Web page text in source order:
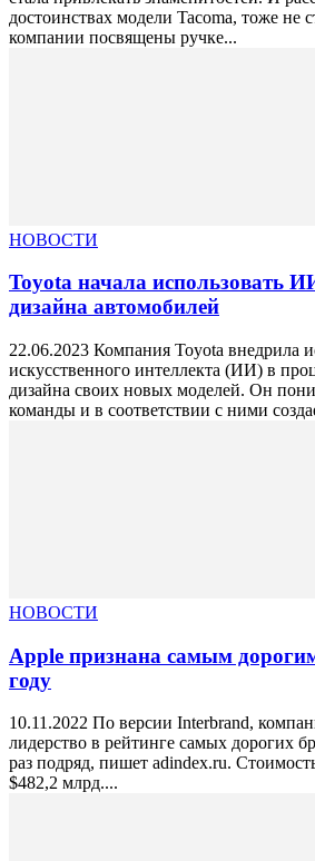
достоинствах модели Tacoma, тоже не
компании посвящены ручке...
НОВОСТИ
Toyota начала использовать
дизайна автомобилей
22.06.2023 Компания Toyota внедрила
искусственного интеллекта (ИИ) в
дизайна своих новых моделей. Он
команды и в соответствии с ними
НОВОСТИ
Apple признана самым
году
10.11.2022 По версии Interbrand,
лидерство в рейтинге самых дорогих
раз подряд, пишет adindex.ru.
$482,2 млрд....